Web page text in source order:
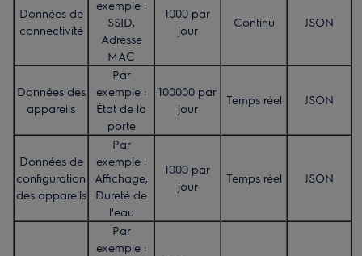
Données de
connectivité
exemple :
SSID,
Adresse
MAC
1000 par
jour
Continu JSON
Données des
appareils
Par
exemple :
État de la
porte
100000 par
jour
Temps réel JSON
Données de
configuration
des appareils
Par
exemple :
Affichage,
Dureté de
l'eau
1000 par
jour
Temps réel JSON
Par
exemple :